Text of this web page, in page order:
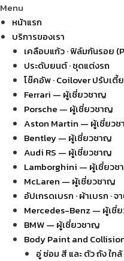
Menu
หน้าแรก
บริการของเรา
เคลือบแก้ว · ฟิล์มกันรอย
ประดับยนต์ · ชุดแต่งรถ
โช๊คอัพ · Coilover ปรับเตี้ย
Ferrari — ผู้เชี่ยวชาญ
Porsche — ผู้เชี่ยวชาญ
Aston Martin — ผู้เชี่ยว
Bentley — ผู้เชี่ยวชาญ
Audi RS — ผู้เชี่ยวชาญ
Lamborghini — ผู้เชี่ยวช
McLaren — ผู้เชี่ยวชาญ
อัปเกรดเบรก · ผ้าเบรก · จ
Mercedes-Benz — ผู้เชี่
BMW — ผู้เชี่ยวชาญ
Body Paint and
อู่ ซ่อม สี และ ตัว ถัง ใก